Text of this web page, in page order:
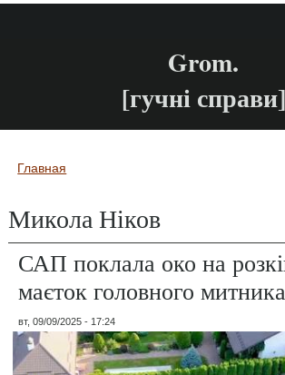
Grom.
[гучні справи]
Вы здесь
Главная
Микола Ніков
САП поклала око на
маєток головного митника
вт, 09/09/2025 - 17:24